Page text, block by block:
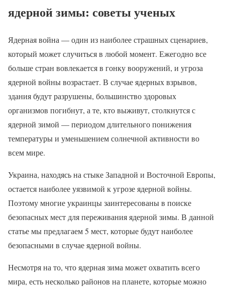
ядерной зимы: советы ученых
Ядерная война — один из наиболее страшных сценариев,
который может случиться в любой момент. Ежегодно все
больше стран вовлекается в гонку вооружений, и угроза
ядерной войны возрастает. В случае ядерных взрывов,
здания будут разрушены, большинство здоровых
организмов погибнут, а те, кто выживут, столкнутся с
ядерной зимой — периодом длительного понижения
температуры и уменьшением солнечной активности во
всем мире.
Украина, находясь на стыке Западной и Восточной Европы,
остается наиболее уязвимой к угрозе ядерной войны.
Поэтому многие украинцы заинтересованы в поиске
безопасных мест для переживания ядерной зимы. В данной
статье мы предлагаем 5 мест, которые будут наиболее
безопасными в случае ядерной войны.
Несмотря на то, что ядерная зима может охватить всего
мира, есть несколько районов на планете, которые можно